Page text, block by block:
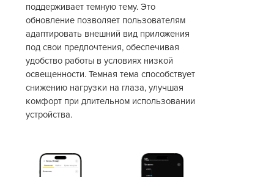
поддерживает темную тему. Это
обновление позволяет пользователям
адаптировать внешний вид приложения
под свои предпочтения, обеспечивая
удобство работы в условиях низкой
освещенности. Темная тема способствует
снижению нагрузки на глаза, улучшая
комфорт при длительном использовании
устройства.